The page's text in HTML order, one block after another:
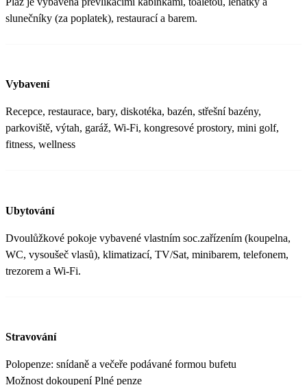
slunečníky (za poplatek), restaurací a barem.
Vybavení
Recepce, restaurace, bary, diskotéka, bazén, střešní bazény,
parkoviště, výtah, garáž, Wi-Fi, kongresové prostory, mini golf,
fitness, wellness
Ubytování
Dvoulůžkové pokoje vybavené vlastním soc.zařízením (koupelna,
WC, vysoušeč vlasů), klimatizací, TV/Sat, minibarem, telefonem,
trezorem a Wi-Fi.
Stravování
Polopenze: snídaně a večeře podávané formou bufetu
Možnost dokoupení Plné penze